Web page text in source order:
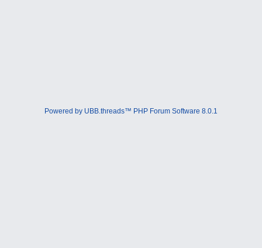
Powered by UBB.threads™ PHP Forum Software 8.0.1